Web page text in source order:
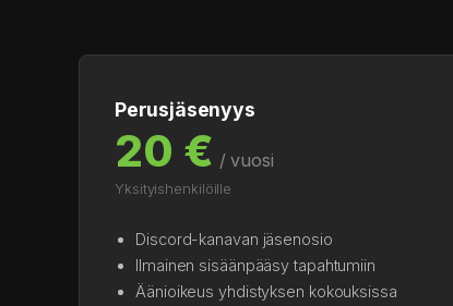
Perusjäsenyys
20 € / vuosi
Yksityishenkilöille
Discord-kanavan jäsenosio
Ilmainen sisäänpääsy tapahtumiin
Äänioikeus yhdistyksen kokouksissa